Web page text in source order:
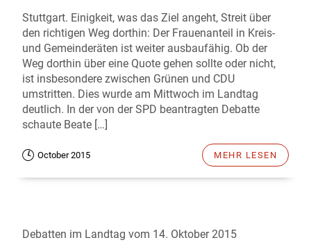
Stuttgart. Einigkeit, was das Ziel angeht, Streit über
den richtigen Weg dorthin: Der Frauenanteil in Kreis-
und Gemeinderäten ist weiter ausbaufähig. Ob der
Weg dorthin über eine Quote gehen sollte oder nicht,
ist insbesondere zwischen Grünen und CDU
umstritten. Dies wurde am Mittwoch im Landtag
deutlich. In der von der SPD beantragten Debatte
schaute Beate […]
October 2015 MEHR LESEN
Debatten im Landtag vom 14. Oktober 2015